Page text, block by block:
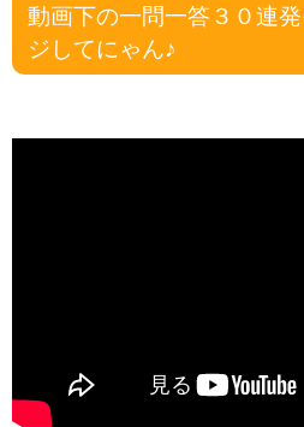
動画下の一問一答３０連
ジしてにゃん♪